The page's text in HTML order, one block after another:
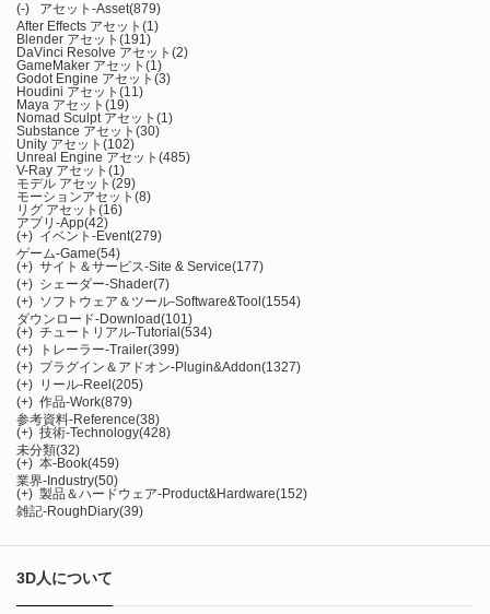
(-) アセット-Asset(879)
After Effects アセット (1)
Blender アセット (191)
DaVinci Resolve アセット (2)
GameMaker アセット (1)
Godot Engine アセット (3)
Houdini アセット (11)
Maya アセット (19)
Nomad Sculpt アセット (1)
Substance アセット (30)
Unity アセット (102)
Unreal Engine アセット (485)
V-Ray アセット (1)
モデル アセット (29)
モーションアセット (8)
リグ アセット (16)
アプリ-App(42)
(+) イベント-Event(279)
ゲーム-Game(54)
(+) サイト＆サービス-Site & Service(177)
(+) シェーダー-Shader(7)
(+) ソフトウェア＆ツール-Software&Tool (1554)
ダウンロード-Download(101)
(+) チュートリアル-Tutorial (534)
(+)
トレーラー-Trailer(399)
(+) プラグイン＆アドオン-Plugin&Addon(1327)
(+) リール-Reel (205)
(+) 作品-Work(879)
参考資料-Reference(38)
(+) 技術-Technology(428)
未分類(32)
(+) 本-Book(459)
業界-Industry(50)
(+) 製品＆ハードウェア-Product&Hardware(152)
雑記-RoughDiary(39)
3D人について